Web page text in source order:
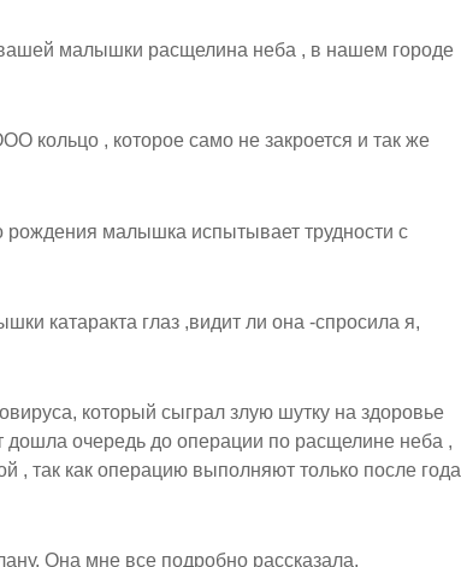
малышки расщелина неба , в нашем городе
кольцо , которое само не закроется и так же
малышка испытывает трудности с
катаракта глаз ,видит ли она -спросила я,
который сыграл злую шутку на здоровье
очередь до операции по расщелине неба ,
, так как операцию выполняют только после года
Она мне все подробно рассказала,